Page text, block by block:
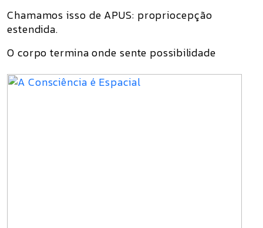
Chamamos isso de APUS: propriocepção
estendida.
O corpo termina onde sente possibilidade